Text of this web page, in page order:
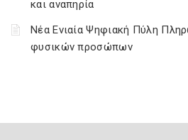
και αναπηρία
Νέα Ενιαία Ψηφιακή Πύλη
φυσικών προσώπων